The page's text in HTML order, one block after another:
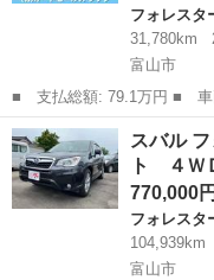
フォレスタ
31,780km
富山市
■ 支払総額: 79.1万円 ■ 車両本体価格： 600,000 円 ■ メーカー
名： スバル ■ 車種名：
ＸＴ キーレスエントリ
ラ ナビＴＶ ...
富山 富山市
スバル
ト ４Ｗ
770,000円
フォレスタ
104,939km
富山市